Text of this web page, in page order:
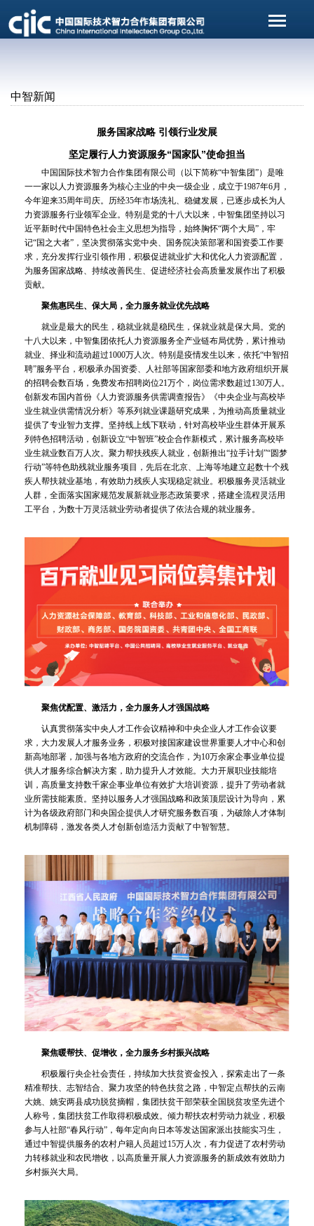
中智新闻
服务国家战略 引领行业发展
坚定履行人力资源服务“国家队”使命担当
中国国际技术智力合作集团有限公司（以下简称“中智集团”）是唯
一一家以人力资源服务为核心主业的中央一级企业，成立于1987年6月，
今年迎来35周年司庆。历经35年市场洗礼、稳健发展，已逐步成长为人
力资源服务行业领军企业。特别是党的十八大以来，中智集团坚持以习
近平新时代中国特色社会主义思想为指导，始终胸怀“两个大局”，牢
记“国之大者”，坚决贯彻落实党中央、国务院决策部署和国资委工作要
求，充分发挥行业引领作用，积极促进就业扩大和优化人力资源配置，
为服务国家战略、持续改善民生、促进经济社会高质量发展作出了积极
贡献。
聚焦惠民生、保大局，全力服务就业优先战略
就业是最大的民生，稳就业就是稳民生，保就业就是保大局。党的
十八大以来，中智集团依托人力资源服务全产业链布局优势，累计推动
就业、择业和流动超过1000万人次。特别是疫情发生以来，依托“中智招
聘”服务平台，积极承办国资委、人社部等国家部委和地方政府组织开展
的招聘会数百场，免费发布招聘岗位21万个，岗位需求数超过130万人。
创新发布国内首份《人力资源服务供需调查报告》《中央企业与高校毕
业生就业供需情况分析》等系列就业课题研究成果，为推动高质量就业
提供了专业智力支撑。坚持线上线下联动，针对高校毕业生群体开展系
列特色招聘活动，创新设立“中智班”校企合作新模式，累计服务高校毕
业生就业数百万人次。聚力帮扶残疾人就业，创新推出“拉手计划”“圆梦
行动”等特色助残就业服务项目，先后在北京、上海等地建立起数十个残
疾人帮扶就业基地，有效助力残疾人实现稳定就业。积极服务灵活就业
人群，全面落实国家规范发展新就业形态政策要求，搭建全流程灵活用
工平台，为数十万灵活就业劳动者提供了依法合规的就业服务。
聚焦优配置、激活力，全力服务人才强国战略
认真贯彻落实中央人才工作会议精神和中央企业人才工作会议要
求，大力发展人才服务业务，积极对接国家建设世界重要人才中心和创
新高地部署，加强与各地方政府的交流合作，为10万余家企事业单位提
供人才服务综合解决方案，助力提升人才效能。大力开展职业技能培
训，高质量支持数千家企事业单位有效扩大培训资源，提升了劳动者就
业所需技能素质。坚持以服务人才强国战略和政策顶层设计为导向，累
计为各级政府部门和央国企提供人才研究服务数百项，为破除人才体制
机制障碍，激发各类人才创新创造活力贡献了中智智慧。
聚焦暖帮扶、促增收，全力服务乡村振兴战略
积极履行央企社会责任，持续加大扶贫资金投入，探索走出了一条
精准帮扶、志智结合、聚力攻坚的特色扶贫之路，中智定点帮扶的云南
大姚、姚安两县成功脱贫摘帽，集团扶贫干部荣获全国脱贫攻坚先进个
人称号，集团扶贫工作取得积极成效。倾力帮扶农村劳动力就业，积极
参与人社部“春风行动”，每年定向向日本等发达国家派出技能实习生，
通过中智提供服务的农村户籍人员超过15万人次，有力促进了农村劳动
力转移就业和农民增收，以高质量开展人力资源服务的新成效有效助力
乡村振兴大局。